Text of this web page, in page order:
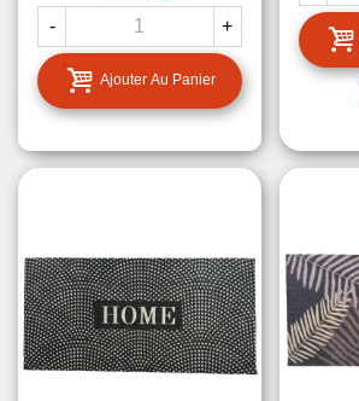
- +
Ajouter Au Panier